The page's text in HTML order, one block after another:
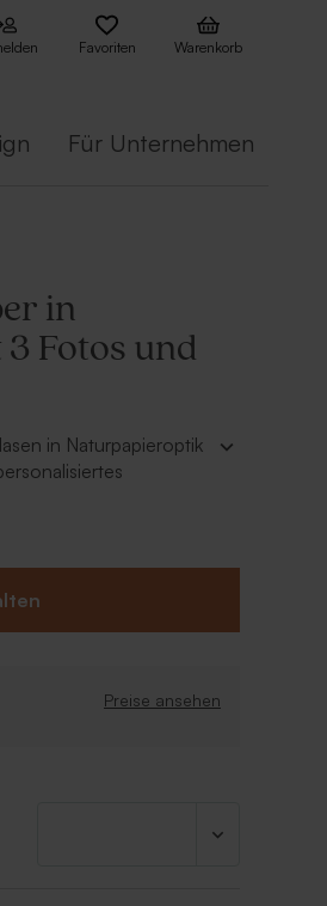
Favoriten Warenkorb
Für Unternehmen
in
Fotos und
in Naturpapieroptik
Fotos – und
von der
Preise ansehen